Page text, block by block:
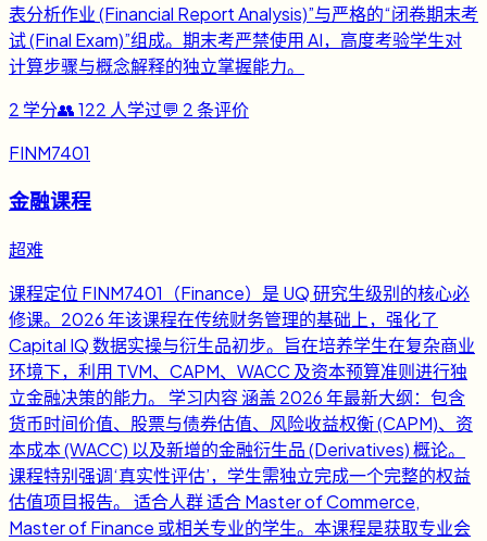
表分析作业 (Financial Report Analysis)”与严格的“闭卷期末考
试 (Final Exam)”组成。期末考严禁使用 AI，高度考验学生对
计算步骤与概念解释的独立掌握能力。
2 学分👥122 人学过💬 2条评价
FINM7401
金融课程
超难
课程定位 FINM7401（Finance）是 UQ 研究生级别的核心必
修课。2026 年该课程在传统财务管理的基础上，强化了
Capital IQ 数据实操与衍生品初步。旨在培养学生在复杂商业
环境下，利用 TVM、CAPM、WACC 及资本预算准则进行独
立金融决策的能力。 学习内容 涵盖 2026 年最新大纲：包含
货币时间价值、股票与债券估值、风险收益权衡 (CAPM)、资
本成本 (WACC) 以及新增的金融衍生品 (Derivatives) 概论。
课程特别强调‘真实性评估’，学生需独立完成一个完整的权益
估值项目报告。 适合人群 适合 Master of Commerce,
Master of Finance 或相关专业的学生。本课程是获取专业会